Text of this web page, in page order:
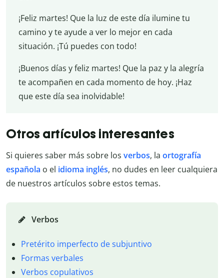
¡Feliz martes! Que la luz de este día ilumine tu
camino y te ayude a ver lo mejor en cada
situación. ¡Tú puedes con todo!
¡Buenos días y feliz martes! Que la paz y la alegría
te acompañen en cada momento de hoy. ¡Haz
que este día sea inolvidable!
Otros artículos interesantes
Si quieres saber más sobre los verbos, la ortografía
española o el idioma inglés, no dudes en leer cualquiera
de nuestros artículos sobre estos temas.
Verbos
Pretérito imperfecto de subjuntivo
Formas verbales
Verbos copulativos